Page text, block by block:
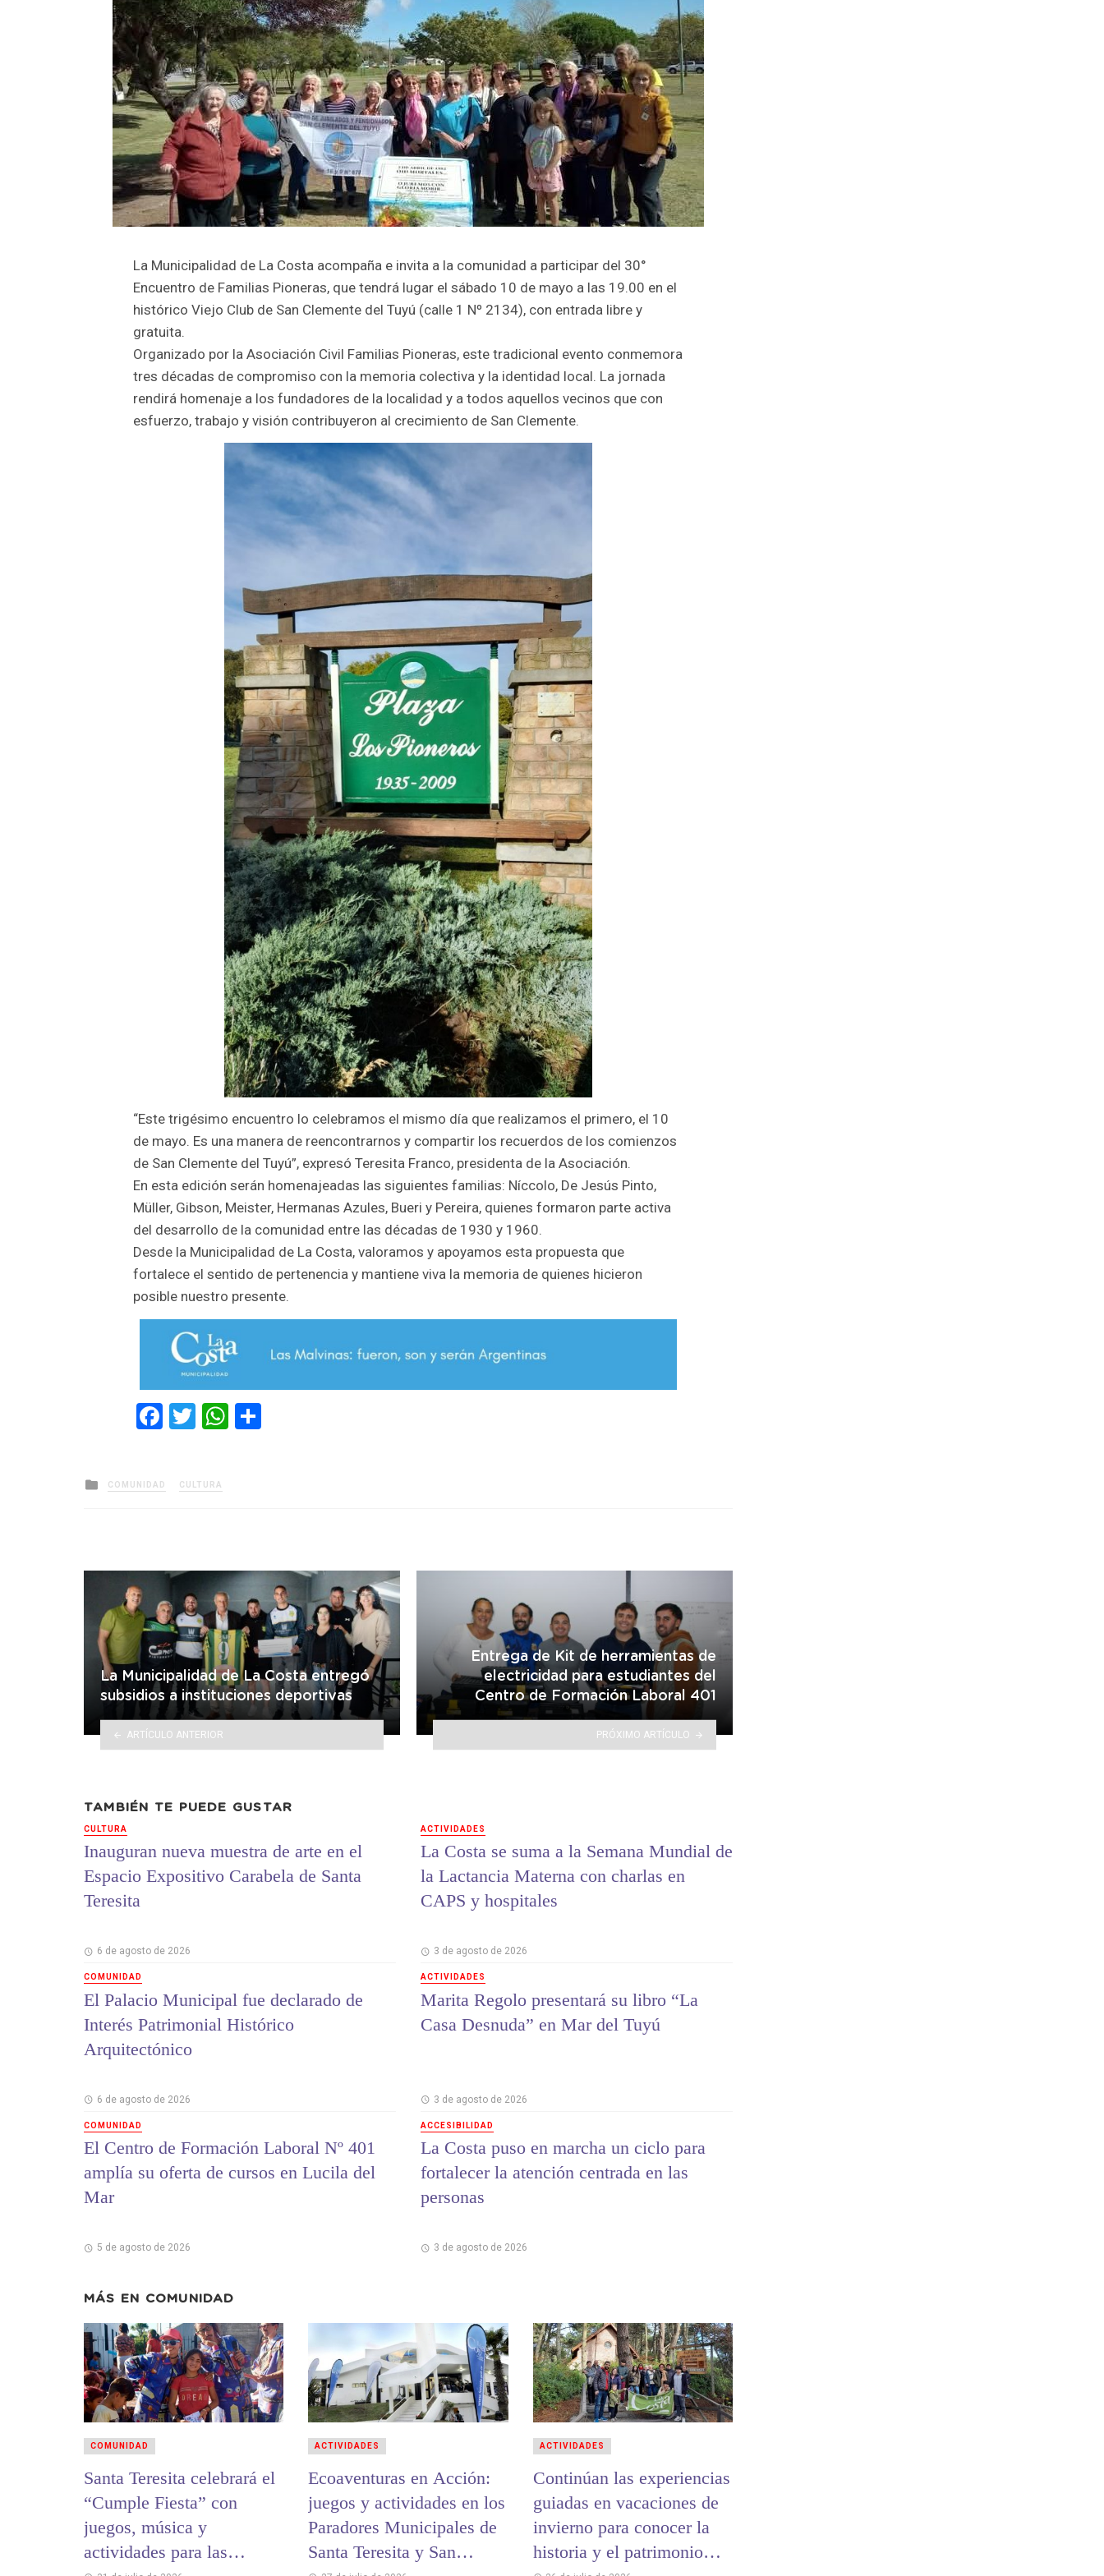
La Municipalidad de La Costa acompaña e invita a la comunidad a participar del 30°
Encuentro de Familias Pioneras, que tendrá lugar el sábado 10 de mayo a las 19.00 en el
histórico Viejo Club de San Clemente del Tuyú (calle 1 Nº 2134), con entrada libre y
gratuita.
Organizado por la Asociación Civil Familias Pioneras, este tradicional evento conmemora
tres décadas de compromiso con la memoria colectiva y la identidad local. La jornada
rendirá homenaje a los fundadores de la localidad y a todos aquellos vecinos que con
esfuerzo, trabajo y visión contribuyeron al crecimiento de San Clemente.
“Este trigésimo encuentro lo celebramos el mismo día que realizamos el primero, el 10
de mayo. Es una manera de reencontrarnos y compartir los recuerdos de los comienzos
de San Clemente del Tuyú”, expresó Teresita Franco, presidenta de la Asociación.
En esta edición serán homenajeadas las siguientes familias: Níccolo, De Jesús Pinto,
Müller, Gibson, Meister, Hermanas Azules, Bueri y Pereira, quienes formaron parte activa
del desarrollo de la comunidad entre las décadas de 1930 y 1960.
Desde la Municipalidad de La Costa, valoramos y apoyamos esta propuesta que
fortalece el sentido de pertenencia y mantiene viva la memoria de quienes hicieron
posible nuestro presente.
Facebook
TwitterWhatsApp
Posted
in
COMUNIDAD CULTURA
La Municipalidad de La Costa entregó
subsidios a instituciones deportivas
ARTÍCULO ANTERIOR
Entrega de Kit de herramientas de
electricidad para estudiantes del
Centro de Formación Laboral 401
PRÓXIMO ARTÍCULO
TAMBIÉN TE PUEDE GUSTAR
CULTURA
Inauguran nueva muestra de arte en el
Espacio Expositivo Carabela de Santa
Teresita
6 de agosto de 2026
COMUNIDAD
El Palacio Municipal fue declarado de
Interés Patrimonial Histórico
Arquitectónico
6 de agosto de 2026
COMUNIDAD
El Centro de Formación Laboral Nº 401
amplía su oferta de cursos en Lucila del
Mar
5 de agosto de 2026
ACTIVIDADES
La Costa se suma a la Semana Mundial de
la Lactancia Materna con charlas en
CAPS y hospitales
3 de agosto de 2026
ACTIVIDADES
Marita Regolo presentará su libro “La
Casa Desnuda” en Mar del Tuyú
3 de agosto de 2026
ACCESIBILIDAD
La Costa puso en marcha un ciclo para
fortalecer la atención centrada en las
personas
3 de agosto de 2026
MÁS EN COMUNIDAD
Santa Teresita celebrará el
“Cumple Fiesta” con
juegos, música y
actividades para las
COMUNIDAD
Ecoaventuras en Acción:
juegos y actividades en los
Paradores Municipales de
Santa Teresita y San
ACTIVIDADES
Continúan las experiencias
guiadas en vacaciones de
invierno para conocer la
historia y el patrimonio
ACTIVIDADES